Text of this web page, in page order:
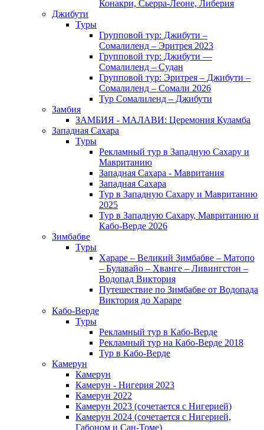
Конакри, Сьерра-Леоне, Либерия
Джибути
Туры
Групповой тур: Джибути –
Cомалиленд – Эритрея 2023
Групповой тур: Джибути —
Сомалиленд – Судан
Групповой тур: Эритрея – Джибути –
Сомалиленд – Сомали 2026
Тур Cомалиленд – Джибути
Замбия
ЗАМБИЯ - МАЛАВИ: Церемония Куламба
Западная Сахара
Туры
Рекламный тур в Западную Сахару и
Мавританию
Западная Сахара - Мавритания
Западная Сахара
Тур в Западную Сахару и Мавританию
2025
Тур в Западную Сахару, Мавританию и
Кабо-Верде 2026
Зимбабве
Туры
Хараре – Великий Зимбабве – Матопо
– Булавайо – Хванге – Ливингстон –
Водопад Виктория
Путешествие по Зимбабве от Водопада
Виктория до Хараре
Кабо-Верде
Туры
Рекламный тур в Кабо-Верде
Рекламный тур на Кабо-Верде 2018
Тур в Кабо-Верде
Камерун
Камерун
Камерун - Нигерия 2023
Камерун 2022
Камерун 2023 (сочетается с Нигерией)
Камерун 2024 (сочетается с Нигерией,
Габоном и Сан-Томе)